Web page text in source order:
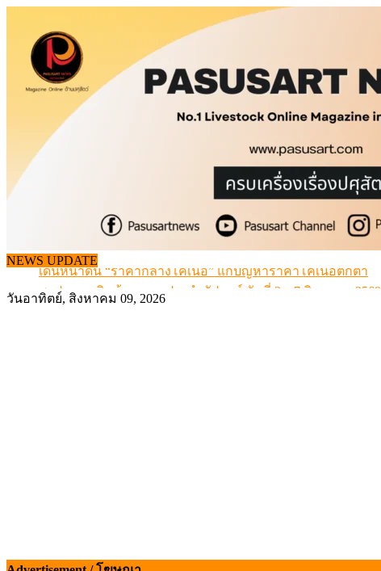
content
NEWS UPDATE
เดินหน้าดัน “ราคากลางโคเนื้อ” แก้ปัญหาราคาโคเนื้อตกต่ำ
สรุปภาวะ สินค้าเกษตรประจำสัปดาห์ วันที่ 3 – 7 สิงหาคม 2569
วันอาทิตย์, สิงหาคม 09, 2026